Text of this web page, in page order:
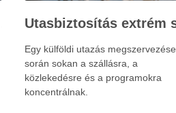
Egy külföldi utazás megszervezése
során sokan a szállásra, a
közlekedésre és a programokra
koncentrálnak.